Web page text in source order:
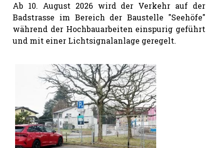
Ab 10. August 2026 wird der Verkehr auf der
Badstrasse im Bereich der Baustelle "Seehöfe"
während der Hochbauarbeiten einspurig geführt
und mit einer Lichtsignalanlage geregelt.